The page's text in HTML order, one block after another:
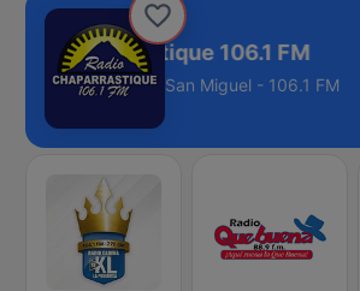
Chaparrastique 106.1 FM
San Miguel - 106.1 FM